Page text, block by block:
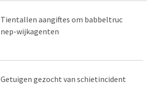
Tientallen aangiftes om babbeltruc
nep-wijkagenten
Getuigen gezocht van schietincident